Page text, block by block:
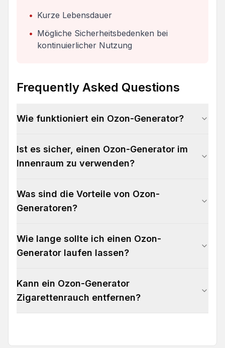
• Kurze Lebensdauer
• Mögliche Sicherheitsbedenken bei
kontinuierlicher Nutzung
Frequently Asked Questions
Wie funktioniert ein Ozon-Generator?
Ist es sicher, einen Ozon-Generator im
Innenraum zu verwenden?
Was sind die Vorteile von Ozon-
Generatoren?
Wie lange sollte ich einen Ozon-
Generator laufen lassen?
Kann ein Ozon-Generator
Zigarettenrauch entfernen?